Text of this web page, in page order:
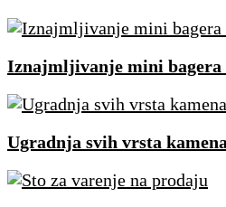
Iznajmljivanje mini bagera
Ugradnja svih vrsta